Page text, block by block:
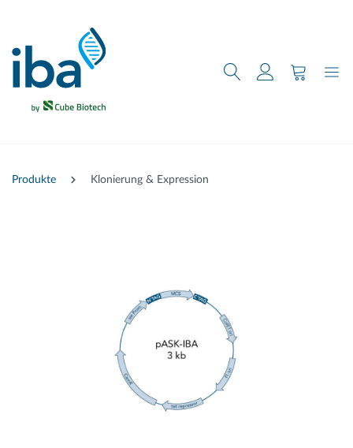
Produkte Klonierung & Expression